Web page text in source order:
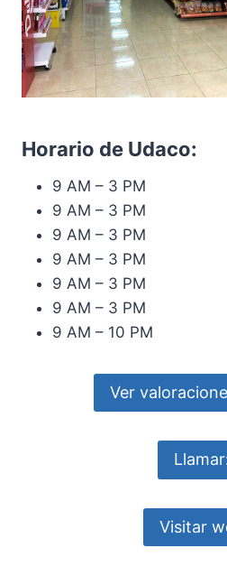
Horario de Udaco:
9 AM – 3 PM
9 AM – 3 PM
9 AM – 3 PM
9 AM – 3 PM
9 AM – 3 PM
9 AM – 3 PM
9 AM – 10 PM
Ver
Visitar